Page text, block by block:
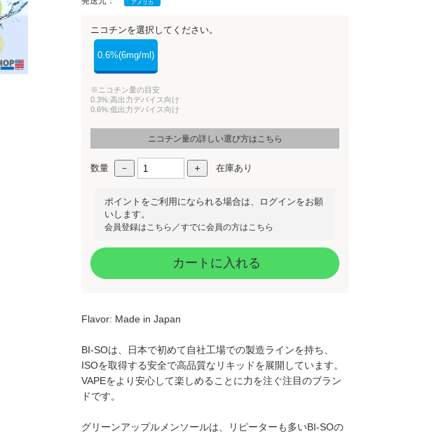
アメリカ
ニコチンを選択してください。
0.6%(6mg/ml)
※ニコチン量の目安
0.3%:高出力デバイス向け
0.6%:低出力デバイス向け
ニコチン量の詳しい選び方はこちら
数量 在庫あり
ポイントをご利用になられる場合は、ログインをお願
いします。
会員登録はこちら ／すでに会員の方はこちら
カートに入れる
Flavor: Made in Japan
BI-SOは、日本で初めて自社工場での製造ラインを持ち、
ISOを取得する安全で高品質なリキッドを展開しています。
VAPEをより安心して楽しめることに力を注ぐ注目のブラン
ドです。
グリーンアップルメンソールは、リピーターも多いBI-SOの